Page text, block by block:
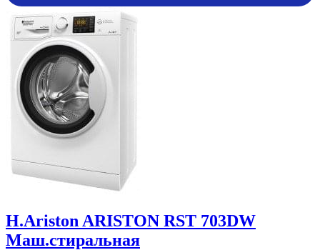
H.Ariston ARISTON RST 703DW
Маш.стиральная